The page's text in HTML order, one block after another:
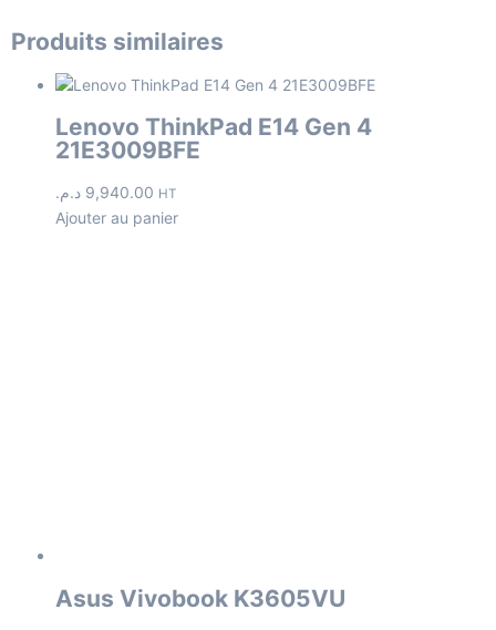
Produits similaires
Lenovo ThinkPad E14 Gen 4
21E3009BFE
9,940.00 د.م. HT
Ajouter au panier
Asus Vivobook K3605VU